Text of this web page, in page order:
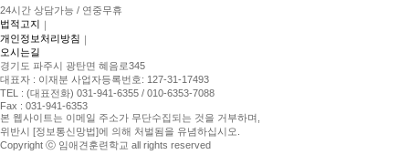
24시간 상담가능 / 연중무휴
법적고지 ｜
개인정보처리방침 ｜
오시는길
경기도 파주시 광탄면 혜음로345
대표자 : 이재분 사업자등록번호: 127-31-17493
TEL : (대표전화) 031-941-6355 / 010-6353-7088
Fax : 031-941-6353
본 웹사이트는 이메일 주소가 무단수집되는 것을 거부하며,
위반시 [정보통신망법]에 의해 처벌됨을 유념하십시오.
Copyright ⓒ 임애견훈련학교 all rights reserved